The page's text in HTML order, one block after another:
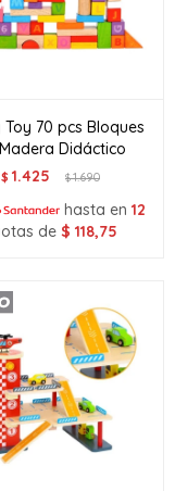
Toy 70 pcs Bloques
Didáctico
$ 1.425 $1.690
hasta en 12
de $ 118,75